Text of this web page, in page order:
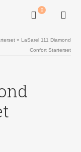
0
» LaSarel 111 Diamond
Confort Starterset